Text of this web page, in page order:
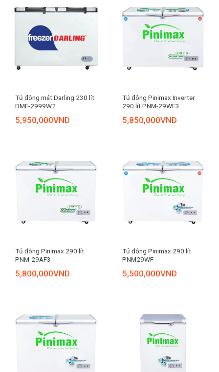
Tủ đông mát Darling 230 lít
DMF-2999W2
5,950,000VND
Tủ đông Pinimax Inverter
290 lít PNM-29WF3
5,850,000VND
Tủ đông Pinimax 290 lít
PNM-29AF3
5,800,000VND
Tủ đông Pinimax 290 lít
PNM29WF
5,500,000VND